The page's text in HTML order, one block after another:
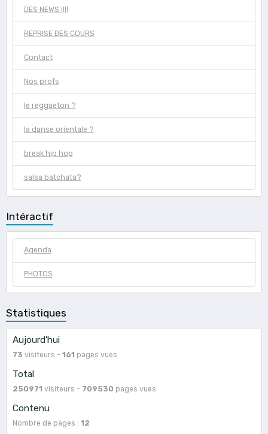
DES NEWS !!!!
REPRISE DES COURS
Contact
Nos profs
le reggaeton ?
la danse orientale ?
break hip hop
salsa batchata?
Intéractif
Agenda
PHOTOS
Statistiques
Aujourd'hui
73 visiteurs - 161 pages vues
Total
250971 visiteurs - 709530 pages vues
Contenu
Nombre de pages : 12